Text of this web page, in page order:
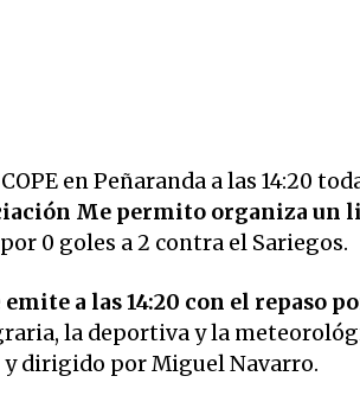
en Peñaranda a las 14:20
Me permito organiza un
por 0 goles a 2 contra el Sariegos.
emite a las 14:20 con el repaso
la deportiva y la
dirigido por Miguel Navarro.